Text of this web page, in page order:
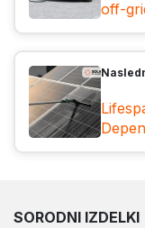
off-
SORODNI IZDELKI